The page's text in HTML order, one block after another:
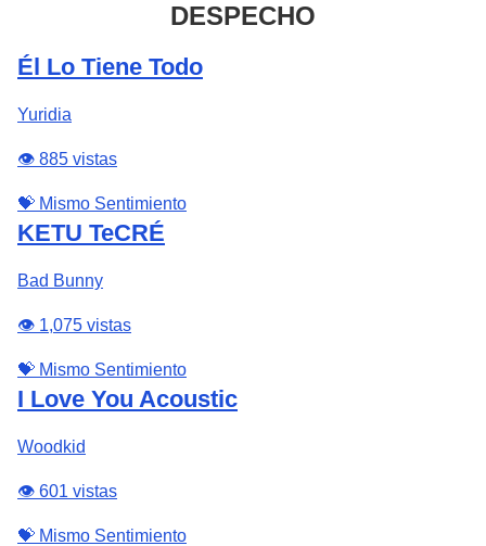
DESPECHO
Él Lo Tiene Todo
Yuridia
👁️ 885 vistas
💝 Mismo Sentimiento
KETU TeCRÉ
Bad Bunny
👁️ 1,075 vistas
💝 Mismo Sentimiento
I Love You Acoustic
Woodkid
👁️ 601 vistas
💝 Mismo Sentimiento